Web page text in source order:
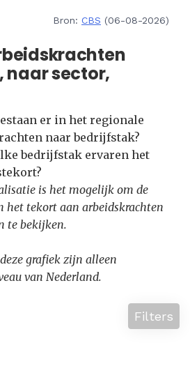
Bron: CBS (06-08-2026)
naar sector,
er in het regionale
naar bedrijfstak?
bedrijfstak ervaren het
is het mogelijk om de
het tekort aan arbeidskrachten
te bekijken.
grafiek zijn alleen
van Nederland.
Filters